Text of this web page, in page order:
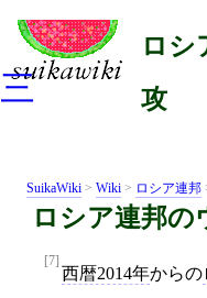
ロシ
攻
SuikaWiki > Wiki > ロシア連邦
ロシア連邦の
[7]
西暦2014年からの
三